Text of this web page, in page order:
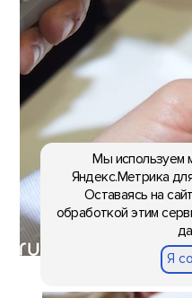
Мы используем
Яндекс.Метрика
Оставаясь на
обработкой этим
Я